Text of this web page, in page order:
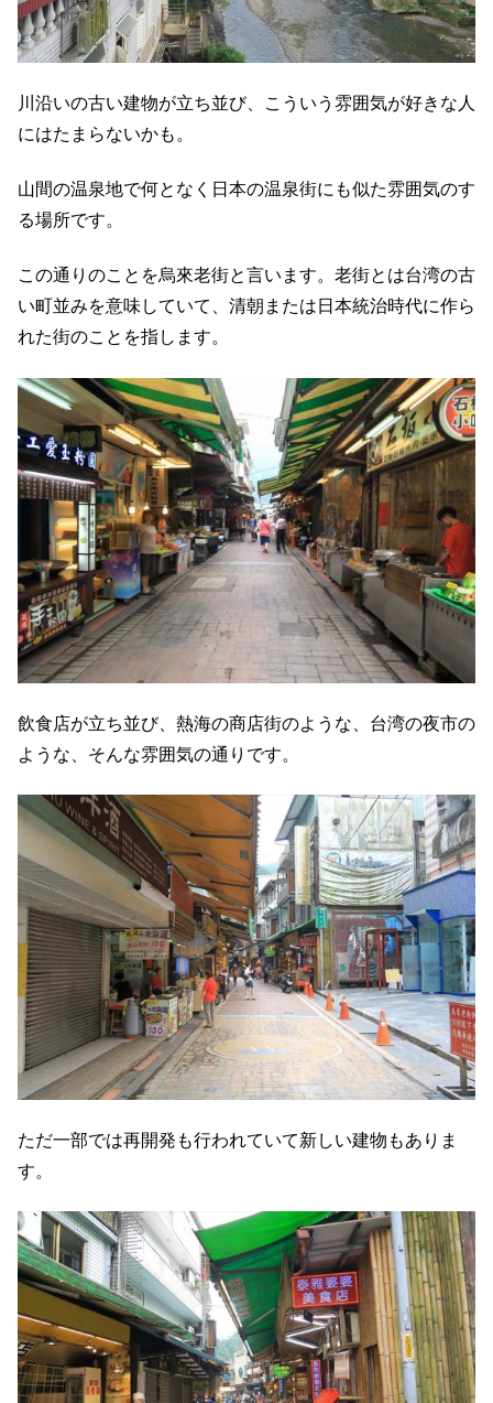
川沿いの古い建物が立ち並び、こういう雰囲気が好きな人
にはたまらないかも。
山間の温泉地で何となく日本の温泉街にも似た雰囲気のす
る場所です。
この通りのことを烏來老街と言います。老街とは台湾の古
い町並みを意味していて、清朝または日本統治時代に作ら
れた街のことを指します。
飲食店が立ち並び、熱海の商店街のような、台湾の夜市の
ような、そんな雰囲気の通りです。
ただ一部では再開発も行われていて新しい建物もありま
す。